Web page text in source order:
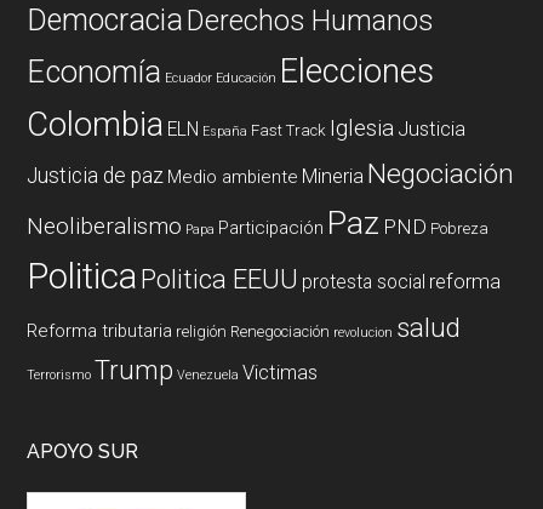
DemocraciaDerechos Humanos
Economía Ecuador Educación Elecciones
Colombia ELN España Fast Track Iglesia Justicia
Justicia de paz Medio ambiente Mineria Negociación
Neoliberalismo Papa Participación Paz PND Pobreza
PoliticaPolitica EEUU protesta social reforma
Reforma tributaria religión Renegociación revolucion salud
Terrorismo Trump Venezuela Victimas
APOYO SUR